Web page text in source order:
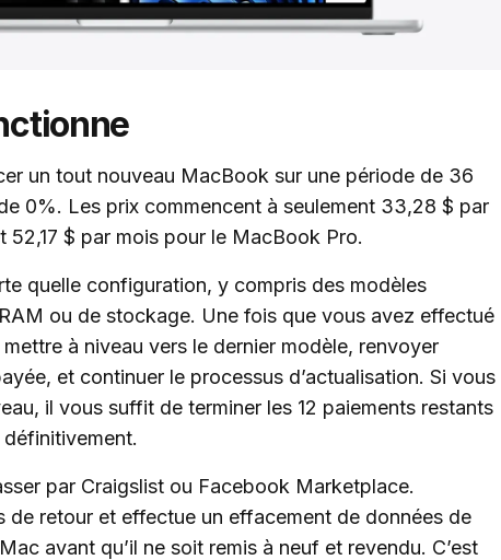
un tout nouveau MacBook sur une période de 36
0%. Les prix commencent à seulement 33,28 $ par
$ par mois pour le MacBook Pro.
quelle configuration, y compris des modèles
ou de stockage. Une fois que vous avez effectué
à niveau vers le dernier modèle, renvoyer
et continuer le processus d’actualisation. Si vous
il vous suffit de terminer les 12 paiements restants
par Craigslist ou Facebook Marketplace.
de retour et effectue un effacement de données de
avant qu’il ne soit remis à neuf et revendu. C’est